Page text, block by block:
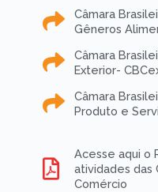
Câmara
Gêneros
Câmara
Exterior-
Câmara
Produto e
Acesse aqui o
atividades das
Comércio